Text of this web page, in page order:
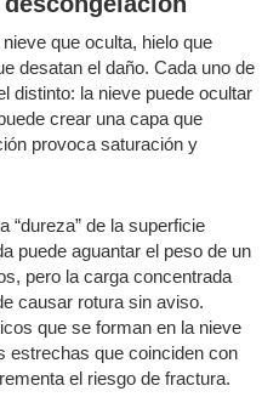
que oculta, hielo que
desatan el daño. Cada uno de
distinto: la nieve puede ocultar
crear una capa que
provoca saturación y
“dureza” de la superficie
puede aguantar el peso de un
pero la carga concentrada
causar rotura sin aviso.
que se forman en la nieve
estrechas que coinciden con
el riesgo de fractura.